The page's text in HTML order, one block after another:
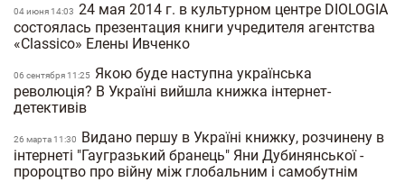
04 июня 14:03 24 мая 2014 г. в культурном центре DIOLOGIA
состоялась презентация книги учредителя агентства
«Classico» Елены Ивченко
06 сентября 11:25 Якою буде наступна українська
революція? В Україні вийшла книжка інтернет-
детективів
26 марта 11:30
Видано першу в Україні книжку, розчинену в
інтернеті "Гаугразький бранець" Яни Дубинянської -
пророцтво про війну між глобальним і самобутнім